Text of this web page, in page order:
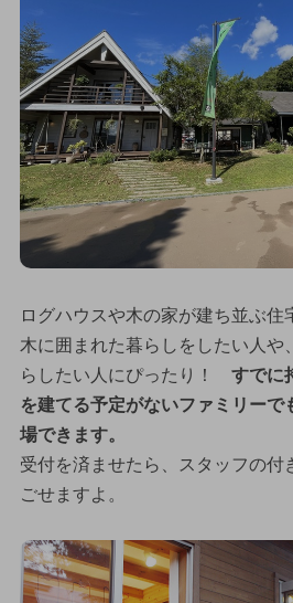
ログハウスや木の家が建ち並ぶ住
木に囲まれた暮らしをしたい人や
らしたい人にぴったり！ すでに
を建てる予定がないファミリーで
場できます。
受付を済ませたら、スタッフの付
ごせますよ。